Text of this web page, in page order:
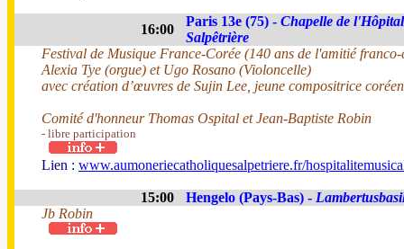
16:00
Paris 13e (75) - Chapelle de
Salpêtrière
Festival de Musique France-Corée (140 ans de l'amitié franco-
Alexia Tye (orgue) et Ugo Rosano (Violoncelle)
avec création d’œuvres de Sujin Lee, jeune compositrice
Comité d'honneur Thomas Ospital et Jean-Baptiste Robin
- libre participation
Lien : www.aumoneriecatholiquesalpetriere.fr/
15:00 Hengelo (Pays-Bas) -
Jb Robin